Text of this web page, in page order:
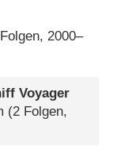
2000–
Voyager
(2 Folgen,